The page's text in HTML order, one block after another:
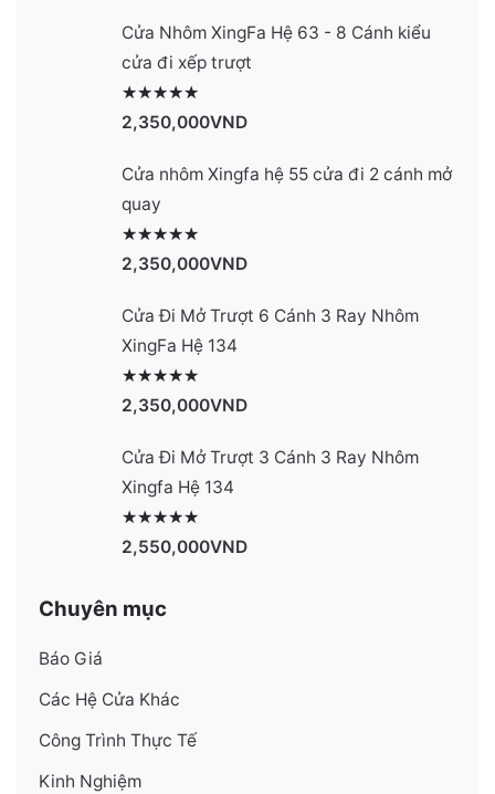
Cửa Nhôm XingFa Hệ 63 - 8 Cánh kiểu
cửa đi xếp trượt
2,350,000VND
Cửa nhôm Xingfa hệ 55 cửa đi 2 cánh mở
quay
2,350,000VND
Cửa Đi Mở Trượt 6 Cánh 3 Ray Nhôm
XingFa Hệ 134
2,350,000VND
Cửa Đi Mở Trượt 3 Cánh 3 Ray Nhôm
Xingfa Hệ 134
2,550,000VND
Chuyên mục
Báo Giá
Các Hệ Cửa Khác
Công Trình Thực Tế
Kinh Nghiệm